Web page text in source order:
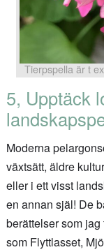
Tierpspella är t
5, Upptäck
Moderna
växtsätt, äldre
eller i ett visst
en annan själ! De
berättelser som
som Flyttlasset,